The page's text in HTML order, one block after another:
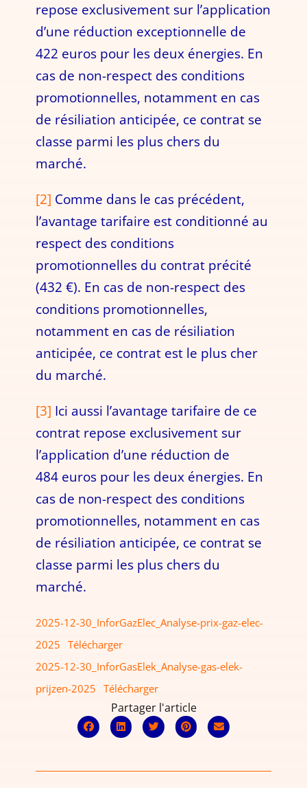
repose exclusivement sur l’application
d’une réduction exceptionnelle de
422 euros pour les deux énergies. En
cas de non-respect des conditions
promotionnelles, notamment en cas
de résiliation anticipée, ce contrat se
classe parmi les plus chers du
marché.
[2] Comme dans le cas précédent,
l’avantage tarifaire est conditionné au
respect des conditions
promotionnelles du contrat précité
(432 €). En cas de non-respect des
conditions promotionnelles,
notamment en cas de résiliation
anticipée, ce contrat est le plus cher
du marché.
[3] Ici aussi l’avantage tarifaire de ce
contrat repose exclusivement sur
l’application d’une réduction de
484 euros pour les deux énergies. En
cas de non-respect des conditions
promotionnelles, notamment en cas
de résiliation anticipée, ce contrat se
classe parmi les plus chers du
marché.
2025-12-30_InforGazElec_Analyse-prix-gaz-elec-
2025 Télécharger
2025-12-30_InforGasElek_Analyse-gas-elek-
prijzen-2025 Télécharger
Partager l'article